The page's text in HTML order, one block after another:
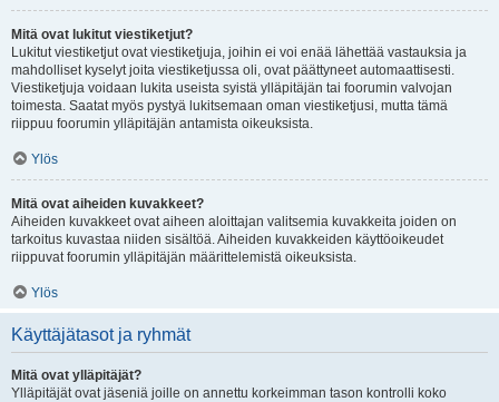
Mitä ovat lukitut viestiketjut?
Lukitut viestiketjut ovat viestiketjuja, joihin ei voi enää lähettää vastauksia ja
mahdolliset kyselyt joita viestiketjussa oli, ovat päättyneet automaattisesti.
Viestiketjuja voidaan lukita useista syistä ylläpitäjän tai foorumin valvojan
toimesta. Saatat myös pystyä lukitsemaan oman viestiketjusi, mutta tämä
riippuu foorumin ylläpitäjän antamista oikeuksista.
Ylös
Mitä ovat aiheiden kuvakkeet?
Aiheiden kuvakkeet ovat aiheen aloittajan valitsemia kuvakkeita joiden on
tarkoitus kuvastaa niiden sisältöä. Aiheiden kuvakkeiden käyttöoikeudet
riippuvat foorumin ylläpitäjän määrittelemistä oikeuksista.
Ylös
Käyttäjätasot ja ryhmät
Mitä ovat ylläpitäjät?
Ylläpitäjät ovat jäseniä joille on annettu korkeimman tason kontrolli koko